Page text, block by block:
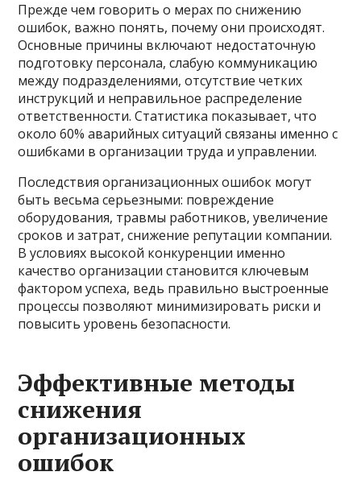
Прежде чем говорить о мерах по снижению
ошибок, важно понять, почему они происходят.
Основные причины включают недостаточную
подготовку персонала, слабую коммуникацию
между подразделениями, отсутствие четких
инструкций и неправильное распределение
ответственности. Статистика показывает, что
около 60% аварийных ситуаций связаны именно с
ошибками в организации труда и управлении.
Последствия организационных ошибок могут
быть весьма серьезными: повреждение
оборудования, травмы работников, увеличение
сроков и затрат, снижение репутации компании.
В условиях высокой конкуренции именно
качество организации становится ключевым
фактором успеха, ведь правильно выстроенные
процессы позволяют минимизировать риски и
повысить уровень безопасности.
Эффективные методы
снижения
организационных
ошибок